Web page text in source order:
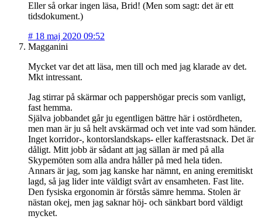
Eller så orkar ingen läsa, Brid! (Men som sagt: det är ett
tidsdokument.)
# 18 maj 2020 09:52
Magganini
Mycket var det att läsa, men till och med jag klarade av det.
Mkt intressant.
Jag stirrar på skärmar och pappershögar precis som vanligt,
fast hemma.
Själva jobbandet går ju egentligen bättre här i ostördheten,
men man är ju så helt avskärmad och vet inte vad som händer.
Inget korridor-, kontorslandskaps- eller kafferastsnack. Det är
dåligt. Mitt jobb är sådant att jag sällan är med på alla
Skypemöten som alla andra håller på med hela tiden.
Annars är jag, som jag kanske har nämnt, en aning eremitiskt
lagd, så jag lider inte väldigt svårt av ensamheten. Fast lite.
Den fysiska ergonomin är förstås sämre hemma. Stolen är
nästan okej, men jag saknar höj- och sänkbart bord väldigt
mycket.